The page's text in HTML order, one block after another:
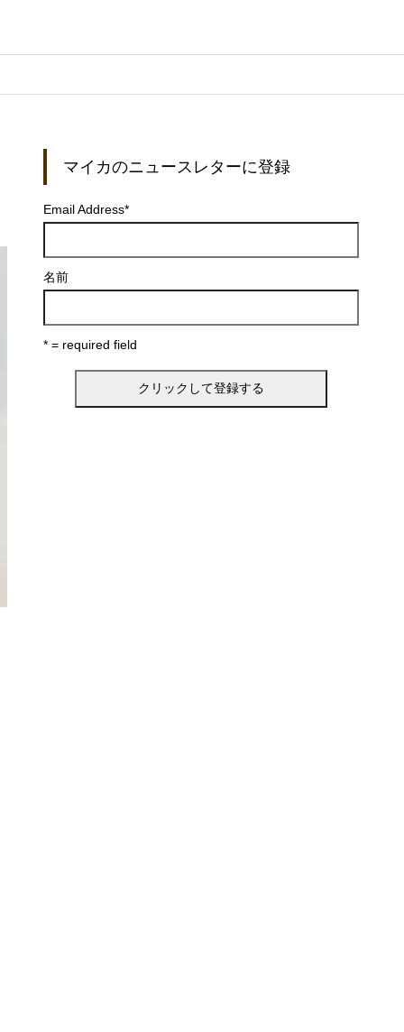
マイカのニュースレターに登録
Email Address*
名前
* = required field